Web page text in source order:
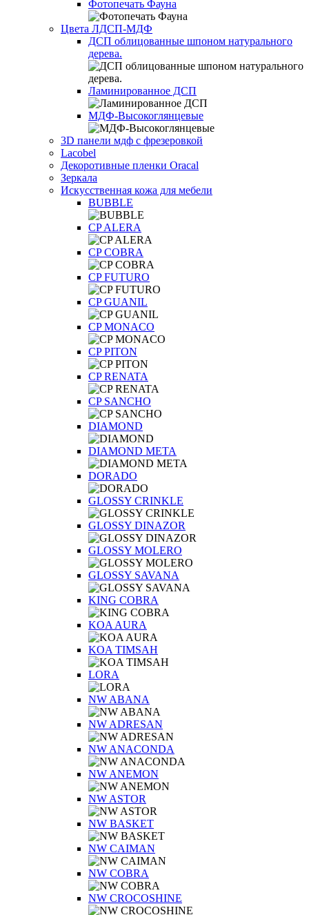
Фотопечать Фауна
Цвета ЛДСП-МДФ
ДСП облицованные шпоном натурального
дерева.
Ламинированное ДСП
МДФ-Высокоглянцевые
3D панели мдф с фрезеровкой
Lacobel
Декоротивные пленки Oracal
Зеркала
Искусственная кожа для мебели
BUBBLE
CP ALERA
CP COBRA
CP FUTURO
CP GUANIL
CP MONACO
CP PITON
CP RENATA
CP SANCHO
DIAMOND
DIAMOND META
DORADO
GLOSSY CRINKLE
GLOSSY DINAZOR
GLOSSY MOLERO
GLOSSY SAVANA
KING COBRA
KOA AURA
KOA TIMSAH
LORA
NW ABANA
NW ADRESAN
NW ANACONDA
NW ANEMON
NW ASTOR
NW BASKET
NW CAIMAN
NW COBRA
NW CROCOSHINE